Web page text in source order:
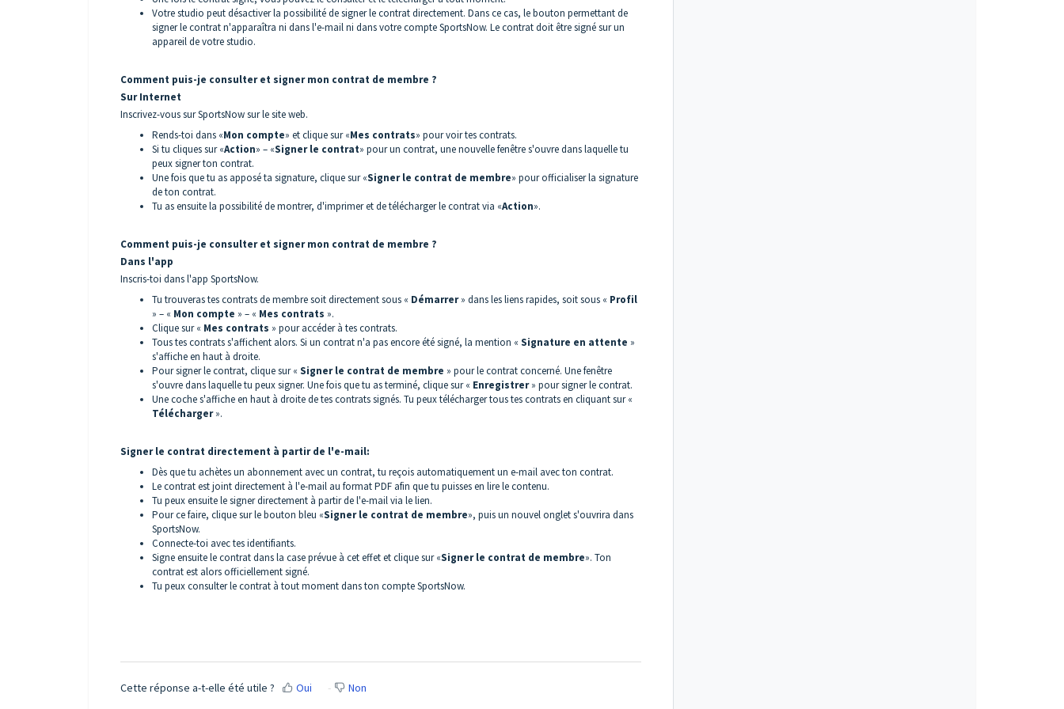
Votre studio peut désactiver la possibilité de signer le contrat directement. Dans ce cas, le bouton permettant de
signer le contrat n'apparaîtra ni dans l'e-mail ni dans votre compte SportsNow. Le contrat doit être signé sur un
appareil de votre studio.
Comment puis-je consulter et signer mon contrat de membre ?
Sur Internet
Inscrivez-vous sur SportsNow sur le site web.
Rends-toi dans «Mon compte» et clique sur «Mes contrats» pour voir tes contrats.
Si tu cliques sur «Action» – «Signer le contrat» pour un contrat, une nouvelle fenêtre s'ouvre dans laquelle tu
peux signer ton contrat.
Une fois que tu as apposé ta signature, clique sur «Signerle contrat de membre» pour officialiser la signature
de ton contrat.
Tu as ensuite la possibilité de montrer, d'imprimer et de télécharger le contrat via «Action».
Comment puis-je consulter et signer mon contrat de membre ?
Dans l'app
Inscris-toi dans l'app SportsNow.
Tu trouveras tes contrats de membre soit directement sous « Démarrer» dans les liens rapides, soit sous « Profil
» – « Mon compte » – « Mes contrats ».
Clique sur « Mes contrats » pour accéder à tes contrats.
Tous tes contrats s'affichent alors. Si un contrat n'a pas encore été signé, la mention « Signature en attente »
s'affiche en haut à droite.
Pour signer le contrat, clique sur « Signer le contrat de membre » pour le contrat concerné. Une fenêtre
s'ouvre dans laquelle tu peux signer. Une fois que tu as terminé, clique sur « Enregistrer» pour signer le contrat.
Une coche s'affiche en haut à droite de tes contrats signés. Tu peux télécharger tous tes contrats en cliquant sur «
Télécharger».
Signer le contrat directement à partir de l'e-mail:
Dès que tu achètes un abonnement avec un contrat, tu reçois automatiquement un e-mail avec ton contrat.
Le contrat est joint directement à l'e-mail au format PDF afin que tu puisses en lire le contenu.
Tu peux ensuite le signer directement à partir de l'e-mail via le lien.
Pour ce faire, clique sur le bouton bleu «Signer le contrat de membre», puis un nouvel onglet s'ouvrira dans
SportsNow.
Connecte-toi avec tes identifiants.
Signe ensuite le contrat dans la case prévue à cet effet et clique sur «Signer le contrat de membre». Ton
contrat est alors officiellement signé.
Tu peux consulter le contrat à tout moment dans ton compte SportsNow.
Cette réponse a-t-elle été utile ? Oui Non